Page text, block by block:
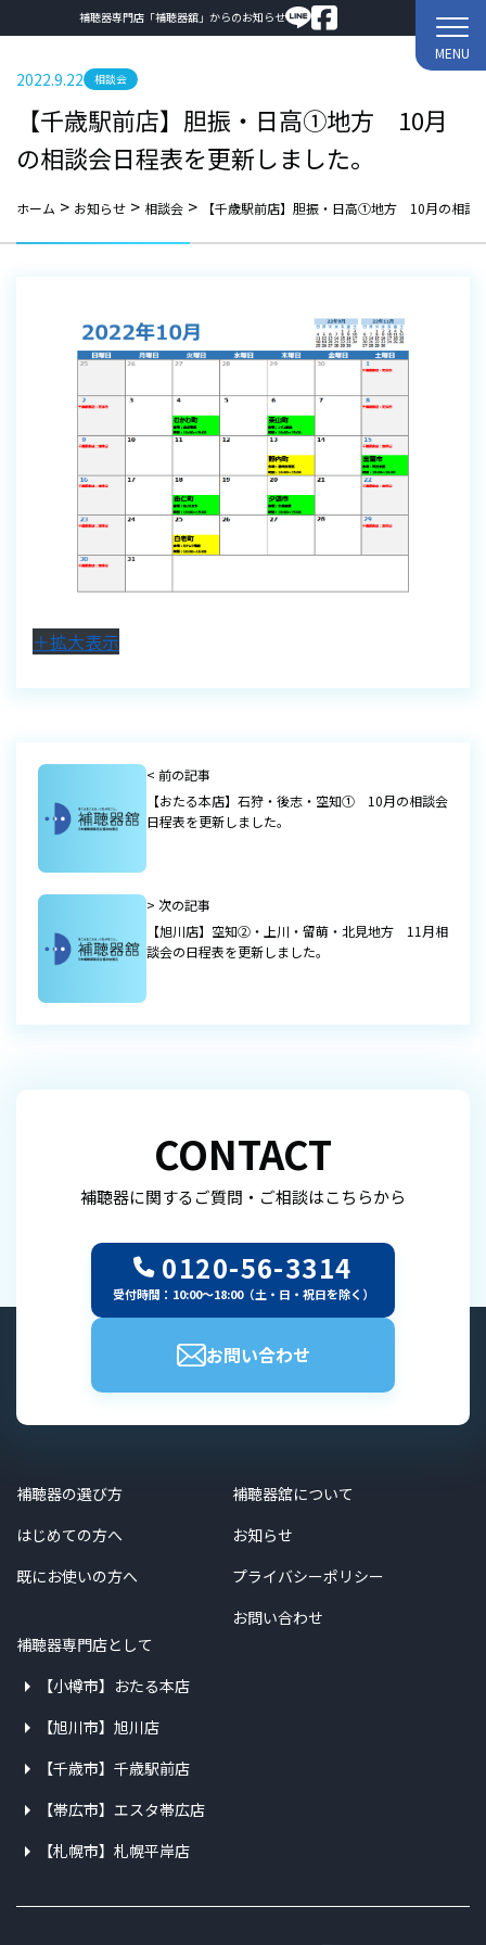
補聴器専門店「補聴器舘」からのお知らせ
MENU
2022.9.22 相談会
【千歳駅前店】胆振・日高①地方 10月
の相談会日程表を更新しました。
ホーム > お知らせ > 相談会 > 【千歳駅前店】胆振・日高①地方 10月の相談
＋拡大表示
< 前の記事
【おたる本店】石狩・後志・空知① 10月の相談会
日程表を更新しました。
> 次の記事
【旭川店】空知②・上川・留萌・北見地方 11月相
談会の日程表を更新しました。
CONTACT
補聴器に関するご質問・ご相談はこちらから
0120-56-3314
受付時間：10:00～18:00（土・日・祝日を除く）
お問い合わせ
補聴器の選び方
はじめての方へ
既にお使いの方へ
補聴器舘について
お知らせ
プライバシーポリシー
お問い合わせ
補聴器専門店として
【小樽市】おたる本店
【旭川市】旭川店
【千歳市】千歳駅前店
【帯広市】エスタ帯広店
【札幌市】札幌平岸店